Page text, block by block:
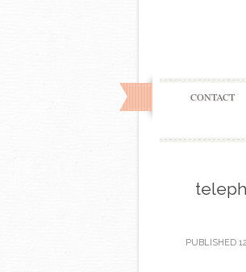
CONTACT
PUBLISHED